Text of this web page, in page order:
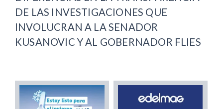
DE LAS INVESTIGACIONES QUE
INVOLUCRAN A LA SENADOR
KUSANOVIC Y AL GOBERNADOR FLIES